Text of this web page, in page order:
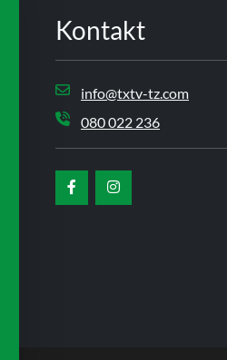
Kontakt
info@txtv-tz.com
080 022 236